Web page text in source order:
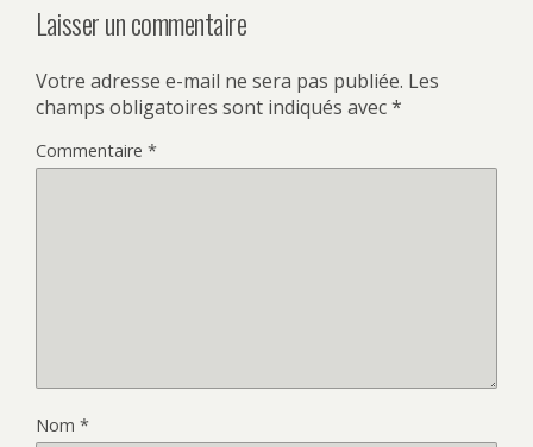
Laisser un commentaire
Votre adresse e-mail ne sera pas publiée. Les
champs obligatoires sont indiqués avec*
Commentaire *
Nom *